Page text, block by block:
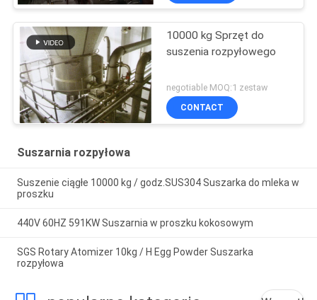
10000 kg Sprzęt do
suszenia rozpyłowego
negotiable MOQ:1 zestaw
CONTACT
Suszarnia rozpyłowa
Suszenie ciągłe 10000 kg / godz.SUS304 Suszarka do mleka w
proszku
440V 60HZ 591KW Suszarnia w proszku kokosowym
SGS Rotary Atomizer 10kg / H Egg Powder Suszarka
rozpyłowa